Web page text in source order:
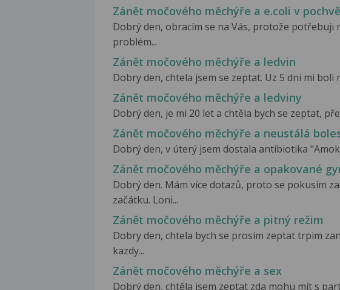
Zánět močového měchýře a e.coli v pochvě
Dobrý den, obracím se na Vás, protože potřebuji
problém...
Zánět močového měchýře a ledvin
Dobry den, chtela jsem se zeptat. Uz 5 dni mi boli
Zánět močového měchýře a ledviny
Dobrý den, je mi 20 let a chtěla bych se zeptat,
Zánět močového měchýře a neustálá
Dobrý den, v úterý jsem dostala antibiotika
Zánět močového měchýře a opakované
Dobrý den. Mám více dotazů, proto se pokusím
začátku. Loni...
Zánět močového měchýře a pitný režim
Dobry den, chtela bych se prosim zeptat trpim
kazdy...
Zánět močového měchýře a sex
Dobrý den, chtěla jsem zeptat zda mohu mít s